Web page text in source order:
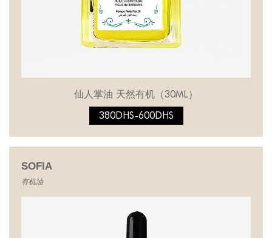
仙人掌油 天然有机（30ML）
380DHS-600DHS
SOFIA
有机油